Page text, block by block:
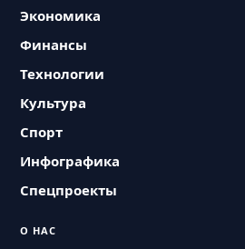
Экономика
Финансы
Технологии
Культура
Спорт
Инфографика
Спецпроекты
О НАС